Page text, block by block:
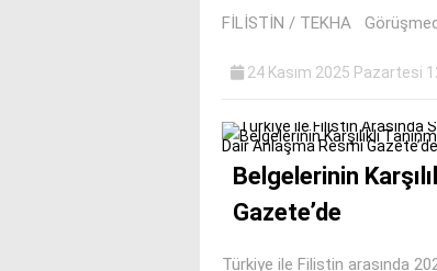
FİLİSTİN / TEKHA
24 Kasım 2025 Pazartesi
Belgelerinin
Gazete’de
Türkiye ile Filistin arasında